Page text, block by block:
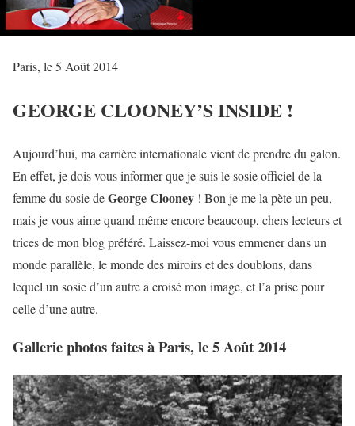
Paris, le 5 Août 2014
GEORGE CLOONEY’S INSIDE !
Aujourd’hui, ma carrière internationale vient de prendre du galon.
En effet, je dois vous informer que je suis le sosie officiel de la
femme du sosie deGeorge Clooney ! Bon je me la pète un peu,
mais je vous aime quand même encore beaucoup, chers lecteurs et
trices de mon blog préféré. Laissez-moi vous emmener dans un
monde parallèle, le monde des miroirs et des doublons, dans
lequel un sosie d’un autre a croisé mon image, et l’a prise pour
celle d’une autre.
Gallerie photos faites à Paris, le 5 Août 2014